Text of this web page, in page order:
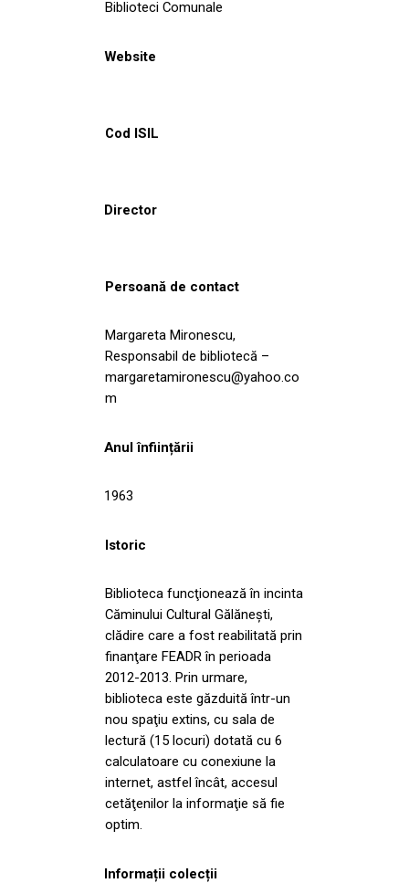
Biblioteci Comunale
Website
Cod ISIL
Director
Persoană de contact
Margareta Mironescu,
Responsabil de bibliotecă –
margaretamironescu@yahoo.co
m
Anul înființării
1963
Istoric
Biblioteca funcţionează în incinta
Căminului Cultural Gălăneşti,
clădire care a fost reabilitată prin
finanţare FEADR în perioada
2012-2013. Prin urmare,
biblioteca este găzduită într-un
nou spaţiu extins, cu sala de
lectură (15 locuri) dotată cu 6
calculatoare cu conexiune la
internet, astfel încât, accesul
cetăţenilor la informaţie să fie
optim.
Informații colecții